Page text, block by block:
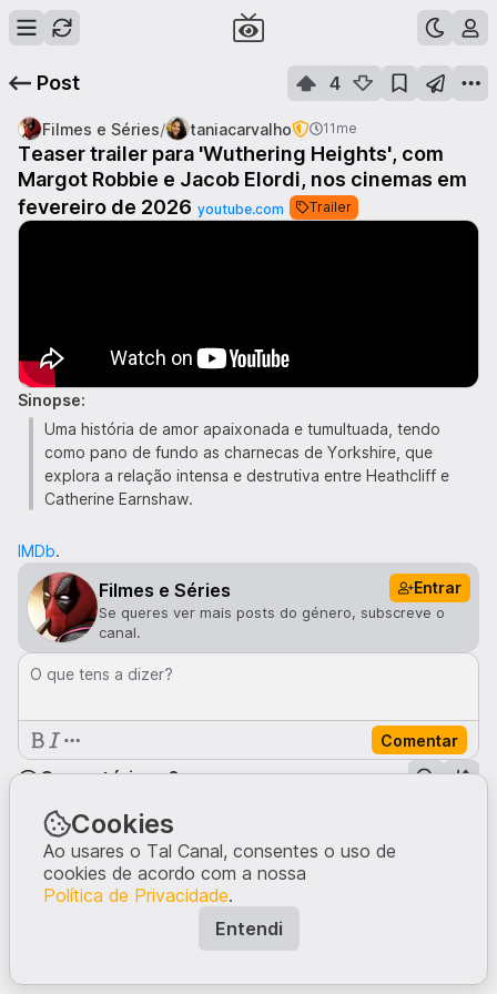
Post 4
Filmes e Séries/ taniacarvalho 11me
Teaser trailer para 'Wuthering Heights', com
Margot Robbie e Jacob Elordi, nos cinemas em
fevereiro de 2026 youtube.com Trailer
Sinopse:
Uma história de amor apaixonada e tumultuada, tendo
como pano de fundo as charnecas de Yorkshire, que
explora a relação intensa e destrutiva entre Heathcliff e
Catherine Earnshaw.
IMDb.
Filmes e Séries Entrar
Se queres ver mais posts do género, subscreve o
canal.
O que tens a dizer?
Comentar
Comentários · 0
Ninguém comentou neste post.
Escreve a tua opinião, dando início à conversa.
Cookies
Ao usares o Tal Canal, consentes o uso de
cookies de acordo com a nossa
Política de Privacidade.
Entendi